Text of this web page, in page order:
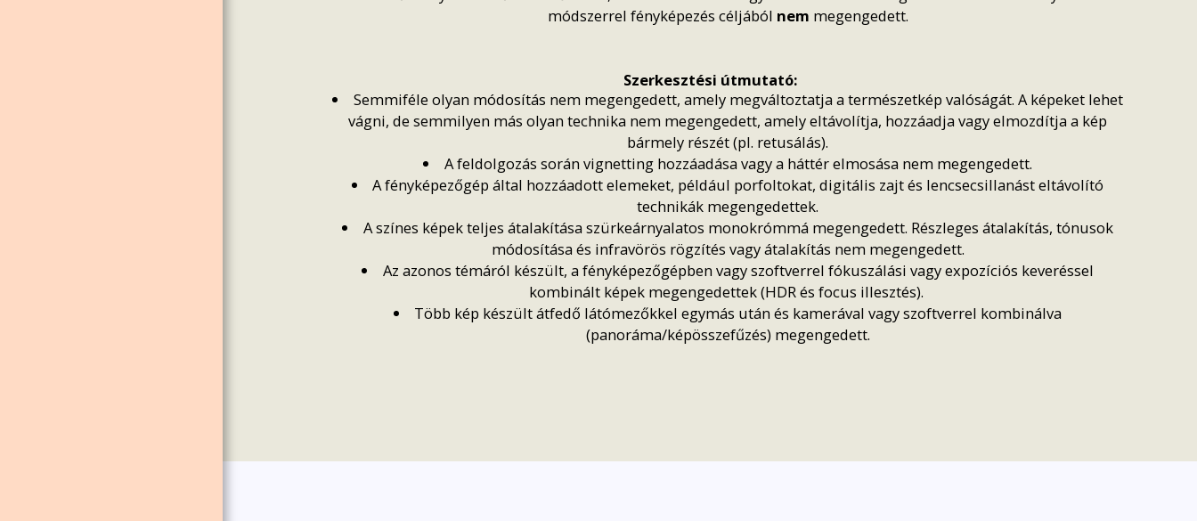
módszerrel fényképezés céljából nem megengedett.
Szerkesztési útmutató:
Semmiféle olyan módosítás nem megengedett, amely megváltoztatja a természetkép valóságát. A képeket lehet
vágni, de semmilyen más olyan technika nem megengedett, amely eltávolítja, hozzáadja vagy elmozdítja a kép
bármely részét (pl. retusálás).
A feldolgozás során vignetting hozzáadása vagy a háttér elmosása nem megengedett.
A fényképezőgép által hozzáadott elemeket, például porfoltokat, digitális zajt és lencsecsillanást eltávolító
technikák megengedettek.
A színes képek teljes átalakítása szürkeárnyalatos monokrómmá megengedett. Részleges átalakítás, tónusok
módosítása és infravörös rögzítés vagy átalakítás nem megengedett.
Az azonos témáról készült, a fényképezőgépben vagy szoftverrel fókuszálási vagy expozíciós keveréssel
kombinált képek megengedettek (HDR és focus illesztés).
Több kép készült átfedő látómezőkkel egymás után és kamerával vagy szoftverrel kombinálva
(panoráma/képösszefűzés) megengedett.